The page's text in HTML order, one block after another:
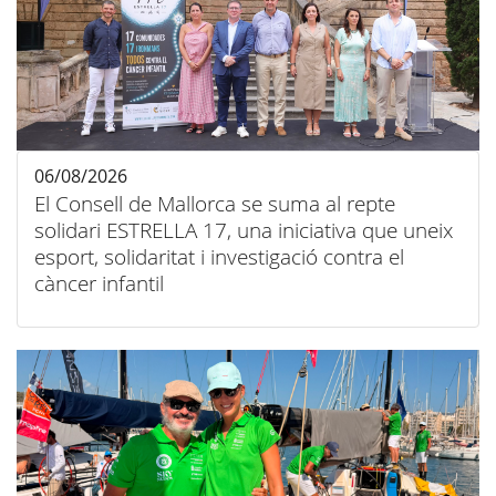
El Consell de Mallorca se suma al repte
solidari ESTRELLA 17, una iniciativa que uneix
esport, solidaritat i investigació contra el
càncer infantil
06/08/2026